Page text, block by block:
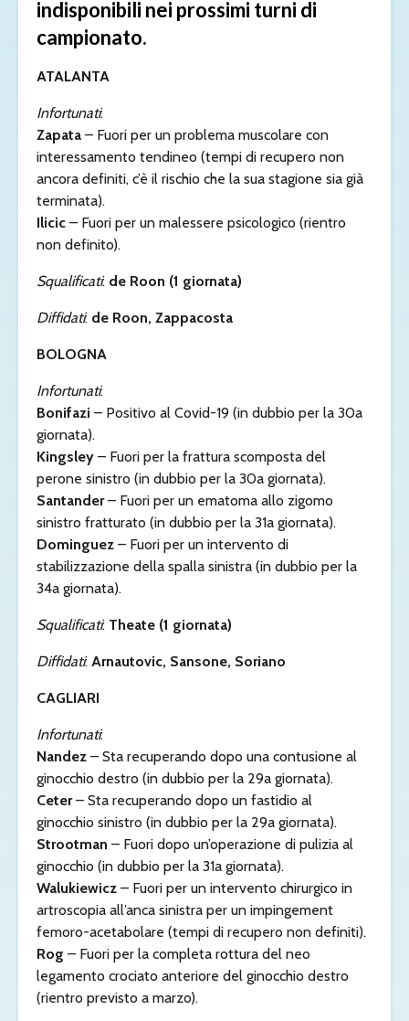
indisponibili nei prossimi turni di
campionato.
ATALANTA
Infortunati:
Zapata – Fuori per un problema muscolare con
interessamento tendineo (tempi di recupero non
ancora definiti, c’è il rischio che la sua stagione sia già
terminata).
Ilicic – Fuori per un malessere psicologico (rientro
non definito).
Squalificati: de Roon (1 giornata)
Diffidati: de Roon, Zappacosta
BOLOGNA
Infortunati:
Bonifazi – Positivo al Covid-19 (in dubbio per la 30a
giornata).
Kingsley – Fuori per la frattura scomposta del
perone sinistro (in dubbio per la 30a giornata).
Santander– Fuori per un ematoma allo zigomo
sinistro fratturato (in dubbio per la 31a giornata).
Dominguez – Fuori per un intervento di
stabilizzazione della spalla sinistra (in dubbio per la
34a giornata).
Squalificati: Theate (1 giornata)
Diffidati: Arnautovic, Sansone, Soriano
CAGLIARI
Infortunati:
Nandez – Sta recuperando dopo una contusione al
ginocchio destro (in dubbio per la 29a giornata).
Ceter– Sta recuperando dopo un fastidio al
ginocchio sinistro (in dubbio per la 29a giornata).
Strootman – Fuori dopo un’operazione di pulizia al
ginocchio (in dubbio per la 31a giornata).
Walukiewicz – Fuori per un intervento chirurgico in
artroscopia all’anca sinistra per un impingement
femoro-acetabolare (tempi di recupero non definiti).
Rog – Fuori per la completa rottura del neo
legamento crociato anteriore del ginocchio destro
(rientro previsto a marzo).